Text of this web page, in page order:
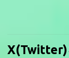
X(Twitter)